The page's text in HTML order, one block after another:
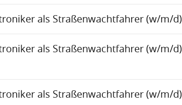
als Straßenwachtfahrer (w/m/d)
als Straßenwachtfahrer (w/m/d)
als Straßenwachtfahrer (w/m/d)